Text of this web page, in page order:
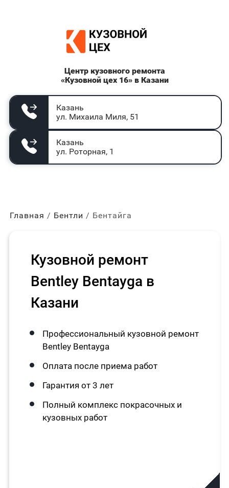
Центр кузовного ремонта
«Кузовной цех 16» в Казани
Казань
ул. Михаила Миля, 51
Казань
ул. Роторная, 1
Главная Бентли Бентайга
Кузовной ремонт
Bentley Bentayga в
Казани
Профессиональный кузовной ремонт
Bentley Bentayga
Оплата после приема работ
Гарантия от 3 лет
Полный комплекс покрасочных и
кузовных работ